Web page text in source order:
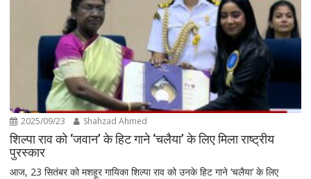
2025/09/23 Shahzad Ahmed
शिल्पा राव को ‘जवान’ के हिट गाने ‘चलैया’ के लिए मिला राष्ट्रीय
पुरस्कार
आज, 23 सितंबर को मशहूर गायिका शिल्पा राव को उनके हिट गाने ‘चलैया’ के लिए